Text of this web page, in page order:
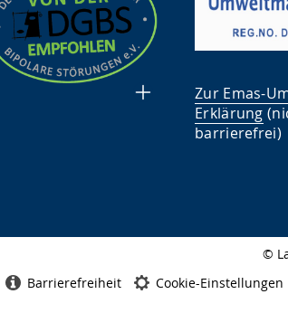
Zur Emas-
Erklärung
barrierefrei)
©
Barrierefreiheit Cookie-Einstellungen